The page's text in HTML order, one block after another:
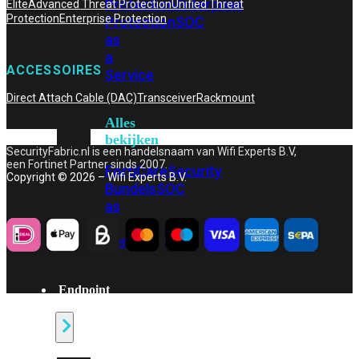
ProtectionEnterprise
ProtectionSOC
as
a
Service
Alles
bekijken
FortiCareSecurity
BundelsSOC
as
a
Service
Endpoint
EliteAdvanced Threat ProtectionUnified Threat
ProtectionEnterprise Protection
ACCESSOIRES
Direct Attach Cable (DAC)TransceiverRackmount
SecurityFabric.nl is een handelsnaam van Wifi Experts B.V,
een Fortinet Partner sinds 2007.
Copyright © 2026 – Wifi Experts B.V.